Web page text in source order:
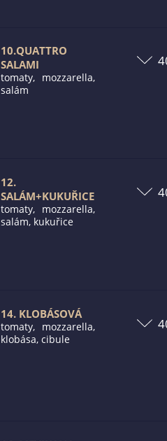
10.QUATTRO
SALAMI
tomaty, mozzarella,
salám
12.
SALÁM+KUKUŘICE
tomaty, mozzarella,
salám, kukuřice
14. KLOBÁSOVÁ
tomaty, mozzarella,
klobása, cibule